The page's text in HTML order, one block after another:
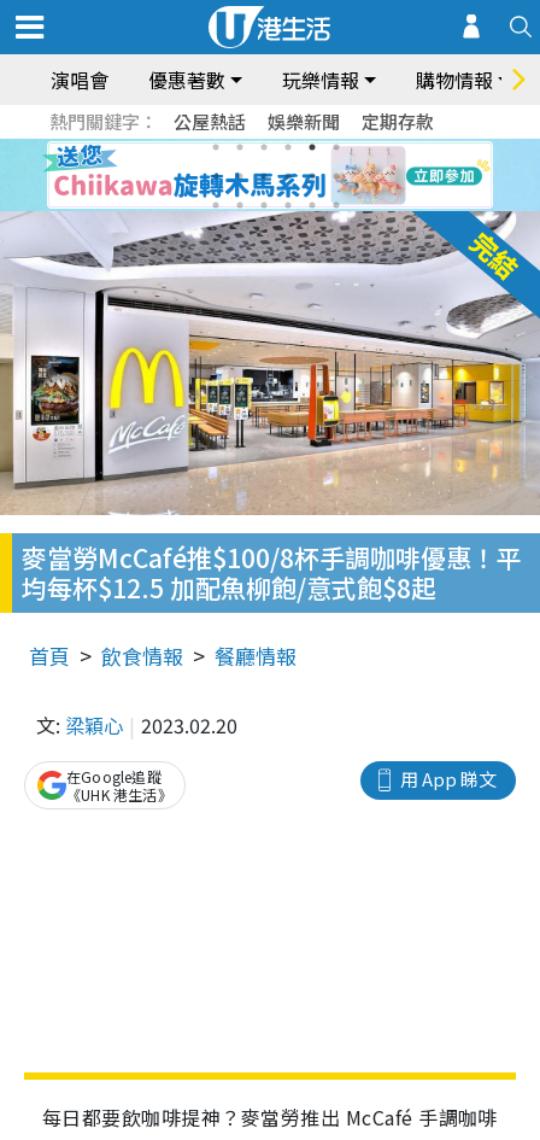
演唱會 優惠著數 玩樂情報 購物情報
熱門關鍵字： 公屋熱話 娛樂新聞 定期存款
麥當勞McCafé推$100/8杯手調咖啡優惠！平
均每杯$12.5 加配魚柳飽/意式飽$8起
首頁 飲食情報 餐廳情報
文: 梁穎心 2023.02.20
用 App 睇文
在Google追蹤
《UHK 港生活》
每日都要飲咖啡提神？麥當勞推出 McCafé 手調咖啡